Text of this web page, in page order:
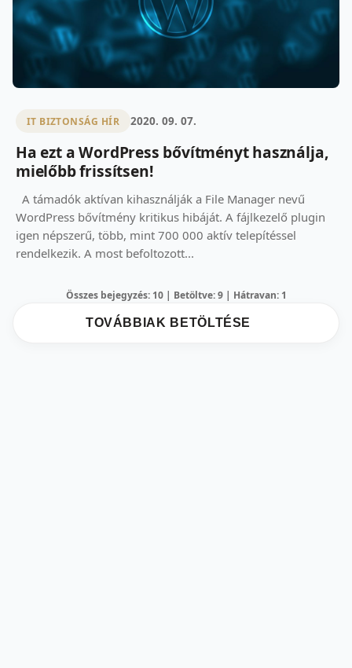
IT BIZTONSÁG HÍR 2020. 09. 07.
Ha ezt a WordPress bővítményt használja,
mielőbb frissítsen!
A támadók aktívan kihasználják a File Manager nevű
WordPress bővítmény kritikus hibáját. A fájlkezelő plugin
igen népszerű, több, mint 700 000 aktív telepítéssel
rendelkezik. A most befoltozott...
Összes bejegyzés: 10 | Betöltve: 9 | Hátravan: 1
TOVÁBBIAK BETÖLTÉSE